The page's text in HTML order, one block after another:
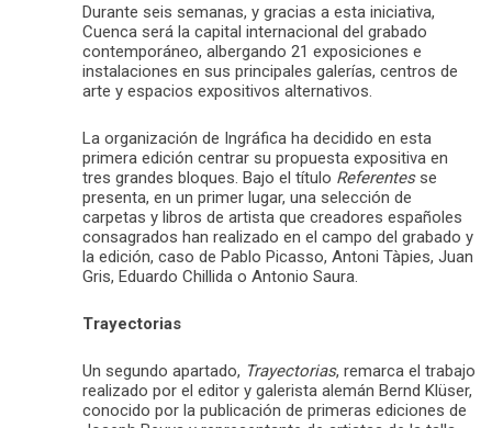
Durante seis semanas, y gracias a esta iniciativa,
Cuenca será la capital internacional del grabado
contemporáneo, albergando 21 exposiciones e
instalaciones en sus principales galerías, centros de
arte y espacios expositivos alternativos.
La organización de Ingráfica ha decidido en esta
primera edición centrar su propuesta expositiva en
tres grandes bloques. Bajo el título Referentesse
presenta, en un primer lugar, una selección de
carpetas y libros de artista que creadores españoles
consagrados han realizado en el campo del grabado y
la edición, caso de Pablo Picasso, Antoni Tàpies, Juan
Gris, Eduardo Chillida o Antonio Saura.
Trayectorias
Un segundo apartado, Trayectorias, remarca el trabajo
realizado por el editor y galerista alemán Bernd Klüser,
conocido por la publicación de primeras ediciones de